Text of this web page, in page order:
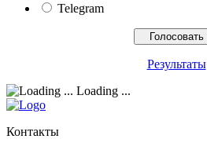
Telegram
Результаты
Loading ...
Контакты